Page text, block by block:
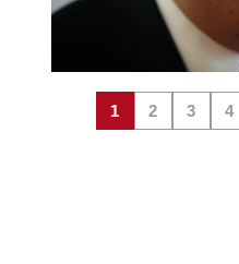
1 2 3 4